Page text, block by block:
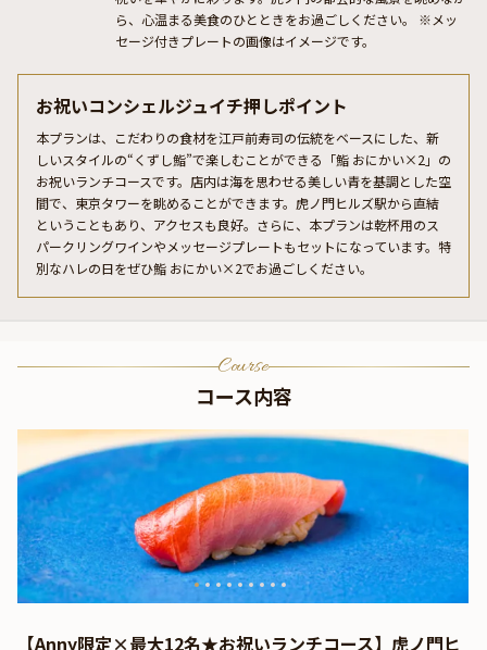
ら、心温まる美食のひとときをお過ごしください。 ※メッ
セージ付きプレートの画像はイメージです。
お祝いコンシェルジュイチ押しポイント
本プランは、こだわりの食材を江戸前寿司の伝統をベースにした、新
しいスタイルの“くずし鮨”で楽しむことができる「鮨 おにかい×2」の
お祝いランチコースです。店内は海を思わせる美しい青を基調とした空
間で、東京タワーを眺めることができます。虎ノ門ヒルズ駅から直結
ということもあり、アクセスも良好。さらに、本プランは乾杯用のス
パークリングワインやメッセージプレートもセットになっています。特
別なハレの日をぜひ鮨 おにかい×2でお過ごしください。
Course
コース内容
【Anny限定×最大12名★お祝いランチコース】虎ノ門ヒ